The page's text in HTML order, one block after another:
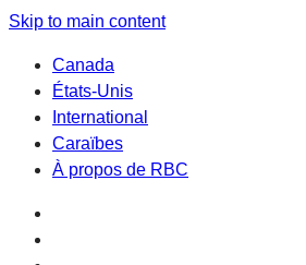
Skip to main content
Canada
États-Unis
International
Caraïbes
À propos de RBC